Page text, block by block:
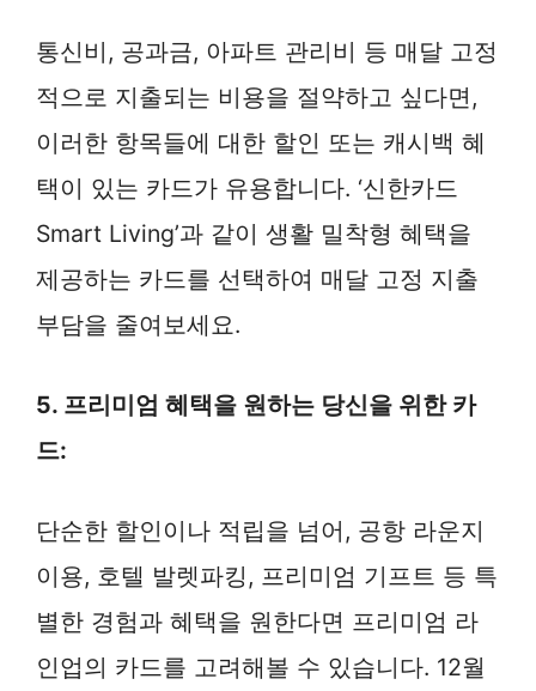
통신비, 공과금, 아파트 관리비 등 매달 고정
적으로 지출되는 비용을 절약하고 싶다면,
이러한 항목들에 대한 할인 또는 캐시백 혜
택이 있는 카드가 유용합니다. ‘신한카드
Smart Living’과 같이 생활 밀착형 혜택을
제공하는 카드를 선택하여 매달 고정 지출
부담을 줄여보세요.
5. 프리미엄 혜택을 원하는 당신을 위한 카
드:
단순한 할인이나 적립을 넘어, 공항 라운지
이용, 호텔 발렛파킹, 프리미엄 기프트 등 특
별한 경험과 혜택을 원한다면 프리미엄 라
인업의 카드를 고려해볼 수 있습니다. 12월